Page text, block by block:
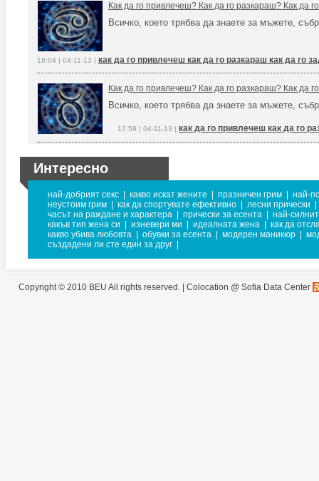
Как да го привлечеш? Как да го разкараш? Как да
Всичко, което трябва да знаете за мъжете,
18:04 | 04-11-13 | как да го привлечеш как да го разкараш как да го
Как да го привлечеш? Как да го разкараш? Как да
Всичко, което трябва да знаете за мъжете,
17:59 | 04-11-13 | как да го привлечеш как да го
Интересно
най-добрият секс какво искат жените празничен грим
най-
неустоим грим
как да спортувате ефективно лесни прически
часът на раждане и характера
прически за есента
най-
какъв тип жена си
изневери ми идеалната жена
как да
какво убива любовта
обувки за есента модерен маникюр
създадени ли сте един за друг
Copyright © 2010 BEU All rights reserved. | Colocation @ Sofia Data Center